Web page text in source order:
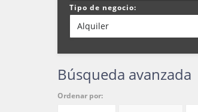
Tipo de negocio:
Alquiler
Búsqueda avanzada
Ordenar por: